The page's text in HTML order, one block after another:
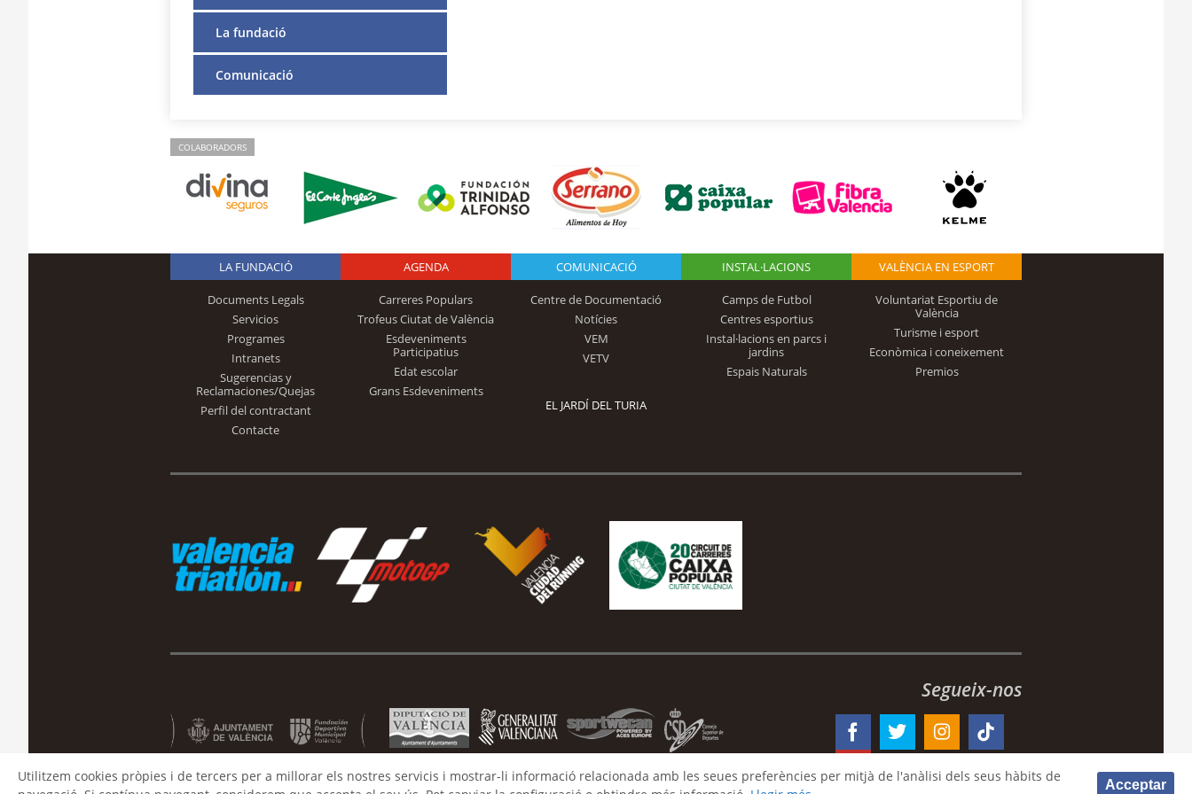
La fundació
Comunicació
COLABORADORS
Logo Fundación
Trinidad Alfonso
LA FUNDACIÓ
Documents Legals
Servicios
Programes
Intranets
Sugerencias y
Reclamaciones/Quejas
Perfil del contractant
Contacte
AGENDA
Carreres Populars
Trofeus Ciutat de València
Esdeveniments
Participatius
Edat escolar
Grans Esdeveniments
COMUNICACIÓ
Centre de Documentació
Notícies
VEM
VETV
INSTAL·LACIONS
Camps de Futbol
Centres esportius
Instal·lacions en parcs i
jardins
Espais Naturals
VALÈNCIA EN ESPORT
Voluntariat Esportiu de
València
Turisme i esport
Econòmica i coneixement
Premios
EL JARDÍ DEL TURIA
Segueix-nos
Utilitzem cookies pròpies i de tercers per a millorar els nostres servicis i mostrar-li informació relacionada amb les seues preferències per mitjà de l'anàlisi dels seus hàbits de
Acceptar